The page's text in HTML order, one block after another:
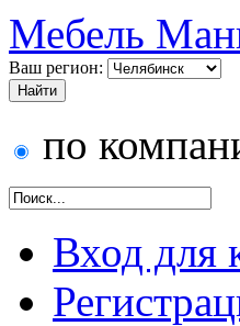
Мебель
Ваш регион:
по
Вход для